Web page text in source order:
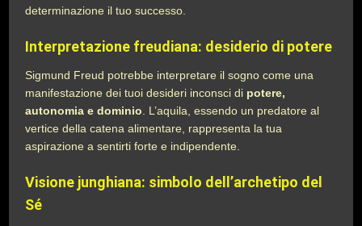
determinazione il tuo successo.
Interpretazione freudiana: desiderio di potere
Sigmund Freud potrebbe interpretare il sogno come una
manifestazione dei tuoi desideri inconsci di potere,
autonomia e dominio . L’aquila, essendo un predatore al
vertice della catena alimentare, rappresenta la tua
aspirazione a sentirti forte e indipendente.
Visione junghiana: simbolo dell’archetipo del
Sé